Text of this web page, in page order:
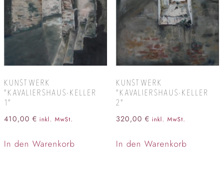
KUNSTWERK
“KAVALIERSHAUS-KELLER
1”
410,00 € inkl. MwSt.
In den Warenkorb
KUNSTWERK
“KAVALIERSHAUS-KELLER
2”
320,00 € inkl. MwSt.
In den Warenkorb